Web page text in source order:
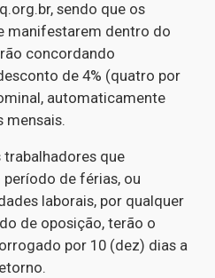
sendo que os
manifestarem dentro do
concordando
de 4% (quatro por
automaticamente
mensais.
que
de férias, ou
laborais, por qualquer
de oposição, terão o
por 10 (dez) dias a